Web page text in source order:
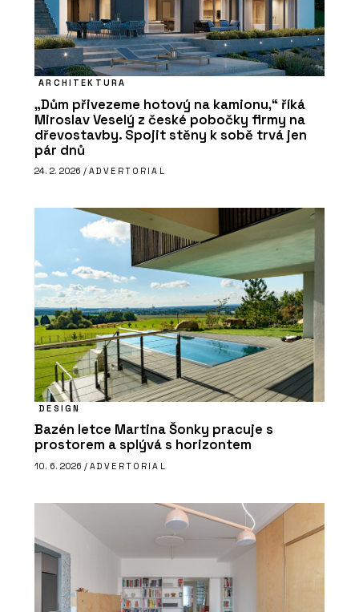
ARCHITEKTURA
„Dům přivezeme hotový na kamionu,“ říká
Miroslav Veselý z české pobočky firmy na
dřevostavby. Spojit stěny k sobě trvá jen
pár dnů
24. 2. 2026 / ADVERTORIAL
DESIGN
Bazén letce Martina Šonky pracuje s
prostorem a splývá s horizontem
10. 6. 2026 / ADVERTORIAL